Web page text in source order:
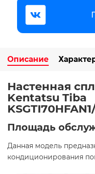
Описание
Настенная
Kentatsu Tiba
Площадь
Данная модель
кондиционирования